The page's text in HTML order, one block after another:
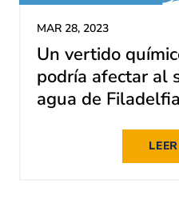
MAR 28, 2023
Un vertido
podría afectar al
agua de Filadelfia